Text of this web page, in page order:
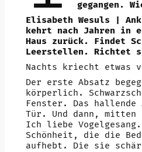
gegangen.
Elisabeth Wesuls |
kehrt nach Jahren in
Haus zurück. Findet
Leerstellen. Richtet
Nachts kriecht etwas
Der erste Absatz
körperlich.
Fenster. Das hallende
Tür. Und dann,
Ich liebe
Schönheit, die die
aufhebt. Die sie